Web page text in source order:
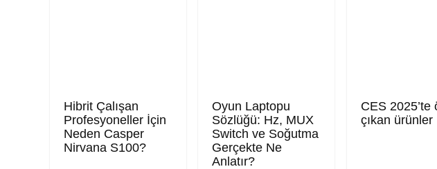
Hibrit Çalışan
Profesyoneller İçin
Neden Casper
Nirvana S100?
Oyun Laptopu
Sözlüğü: Hz, MUX
Switch ve Soğutma
Gerçekte Ne
Anlatır?
CES 2025’te
çıkan ürünler